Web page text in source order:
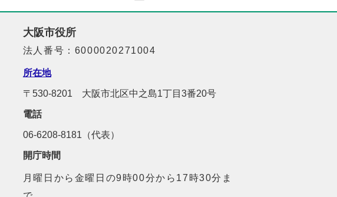
大阪市役所
法人番号：6000020271004
所在地
〒530-8201 大阪市北区中之島1丁目3番20号
電話
06-6208-8181（代表）
開庁時間
月曜日から金曜日の9時00分から17時30分ま